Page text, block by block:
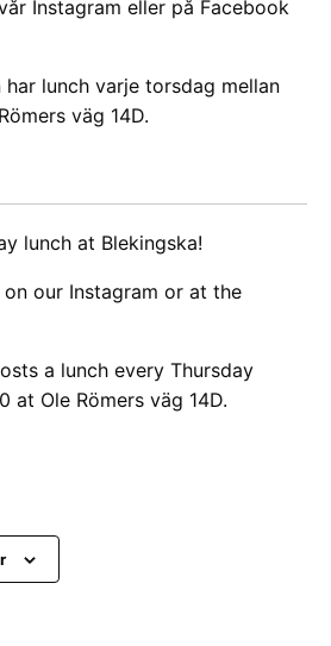
Instagram eller på Facebook
har lunch varje torsdag mellan
väg 14D.
lunch at Blekingska!
on our Instagram or at the
a lunch every Thursday
at Ole Römers väg 14D.